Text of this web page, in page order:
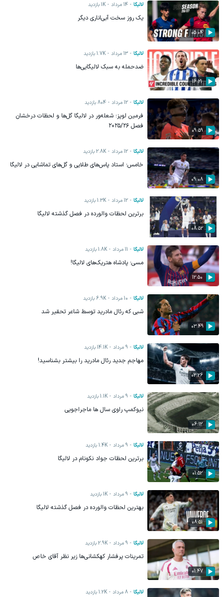
05:04
لالیگا 14 مرداد 1Kبازدید
یک روز سخت آبی‌اناری دیگر
16:21
لالیگا 13 مرداد 1.7Kبازدید
ضدحمله به سبک لالیگایی‌ها
09:59
لالیگا 12 مرداد 804بازدید
فرمین لوپز؛ شعله‌ور در لالیگا گل‌ها و لحظات درخشان
فصل ۲۰۲۵/۲۶
09:08
لالیگا 12 مرداد 2.8Kبازدید
خامس؛ استاد پاس‌های طلایی و گل‌های تماشایی در لالیگا
08:52
لالیگا 12 مرداد 1.3Kبازدید
برترین لحظات والورده در فصل گذشته لالیگا
12:50
لالیگا 11 مرداد 1.8Kبازدید
مسی؛ پادشاه هتریک‌های لالیگا!
03:49
لالیگا 10 مرداد 6.9Kبازدید
شبی که رئال مادرید توسط شاعر تحقیر شد
02:26
لالیگا 9 مرداد 14.1Kبازدید
مهاجم جدید رئال مادرید را بیشتر بشناسید!
06:12
لالیگا 9 مرداد 1.1Kبازدید
نیوکمپ راوی سال ها ماجراجویی
01:52
لالیگا 9 مرداد 1.4Kبازدید
برترین لحظات جواد نکونام در لالیگا
08:51
لالیگا 9 مرداد 1Kبازدید
بهترین لحظات والورده در فصل گذشته لالیگا
01:47
لالیگا 9 مرداد 2.9Kبازدید
تمرینات پرفشار کهکشانی‌ها زیر نظر آقای خاص
لالیگا 8 مرداد 1.2Kبازدید